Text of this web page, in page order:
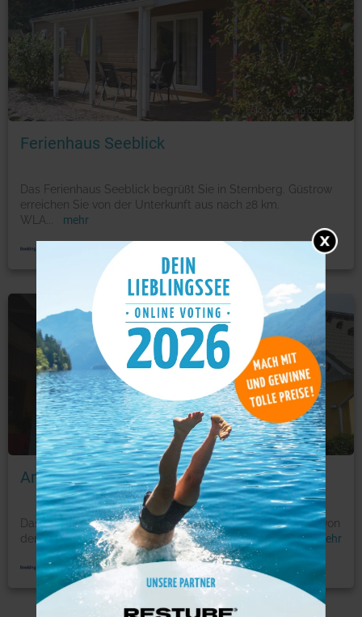
Foto: © booking.com
Ferienhaus Seeblick
Das Ferienhaus Seeblick begrüßt Sie in Sternberg. Güstrow
erreichen Sie von der Unterkunft aus nach 28 km.
WLA
mehr
Ferienwohnung
Foto: © booking.com
Am See
Das Am See begrüßt Sie in Pastin. Güstrow erreichen Sie von
der Unterkunft aus nach 23 km. WLAN und die Privat... mehr